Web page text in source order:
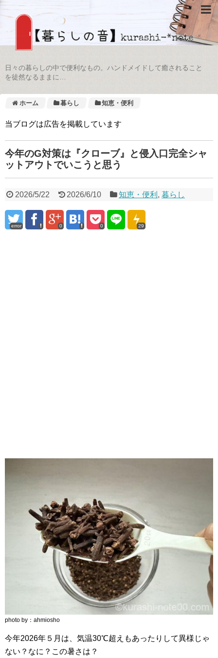
日々の暮らしの中で便利なもの。ハンドメイドして癒されること
を徒然なるままに…
ホーム 暮らし 知恵・便利
当ブログは広告を掲載しています
今年のG対策は『クローブ』と侵入口完全シャ
ットアウトでいこうと思う
2026/5/22 2026/6/10 知恵・便利 ,暮らし
error 0 0 29
photo by：ahmiosho
今年2026年５月は、気温30℃超えもあったりして異様じゃ
ない？なに？この暑さは？